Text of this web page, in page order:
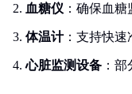
血糖仪 ：确保血
体温计：支持快速
心脏监测设备 ：